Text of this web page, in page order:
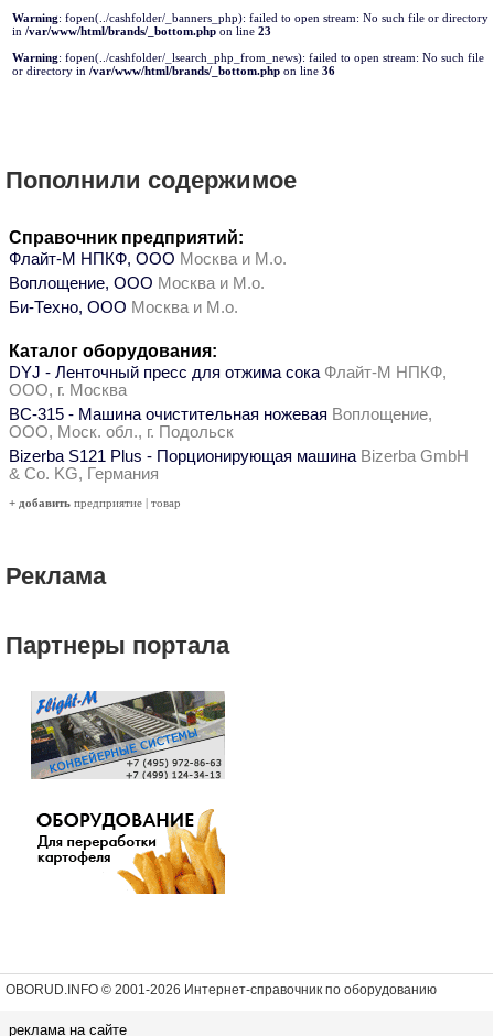
Warning: fopen(../cashfolder/_banners_php): failed to open stream: No such file or directory
in /var/www/html/brands/_bottom.php on line 23
Warning: fopen(../cashfolder/_lsearch_php_from_news): failed to open stream: No such file
or directory in /var/www/html/brands/_bottom.php on line 36
Пополнили содержимое
Справочник предприятий:
Флайт-М НПКФ, ООО Москва и М.о.
Воплощение, ООО Москва и М.о.
Би-Техно, ООО Москва и М.о.
Каталог оборудования:
DYJ - Ленточный пресс для отжима сока Флайт-М НПКФ,
ООО, г. Москва
ВС-315 - Машина очистительная ножевая Воплощение,
ООО, Моск. обл., г. Подольск
Bizerba S121 Plus - Порционирующая машина Bizerba GmbH
& Co. KG, Германия
+ добавить предприятие | товар
Реклама
Партнеры портала
OBORUD.INFO © 2001-2026 Интернет-справочник по оборудованию
реклама на сайте